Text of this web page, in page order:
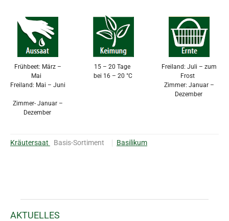
Frühbeet: März –
Mai
Freiland: Mai – Juni
Zimmer- Januar –
Dezember
15 – 20 Tage
bei 16 – 20 °C
Freiland: Juli – zum
Frost
Zimmer: Januar –
Dezember
Kräutersaat Basis-Sortiment Basilikum
AKTUELLES